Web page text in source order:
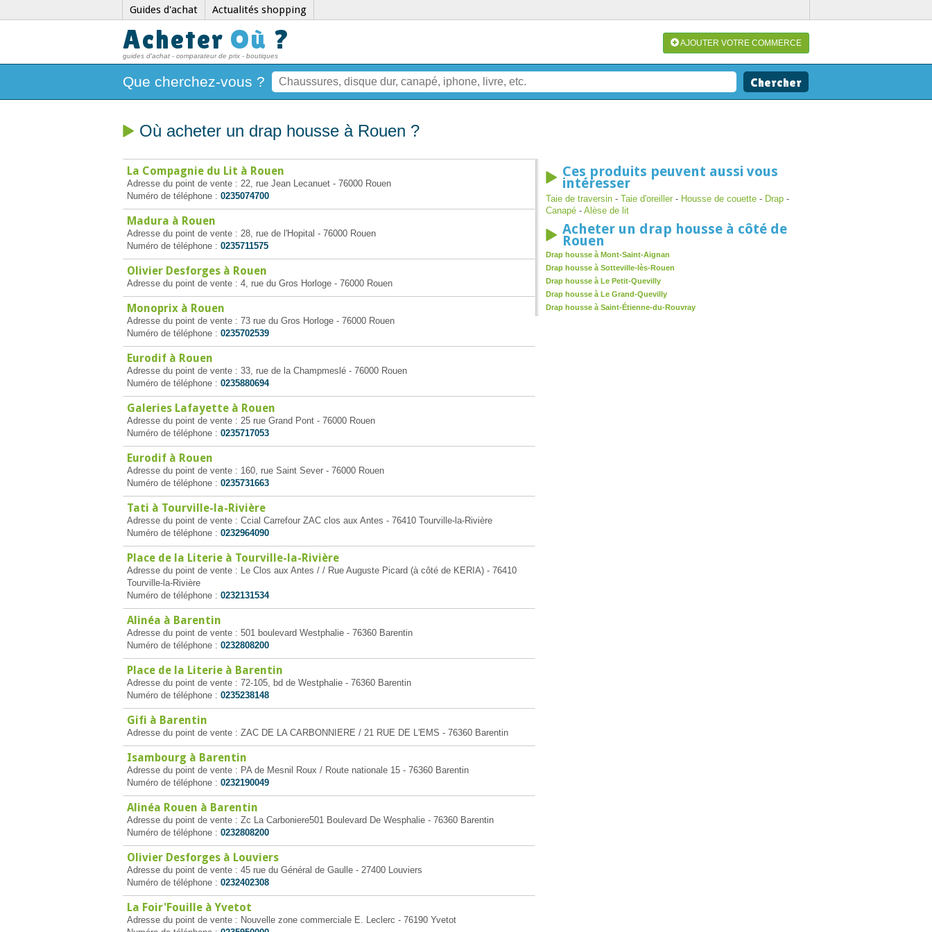
Guides d'achat Actualités shopping
Acheter Où ?
guides d'achat - comparateur de prix - boutiques
AJOUTER VOTRE COMMERCE
Que cherchez-vous ?
Où acheter un drap housse à Rouen ?
La Compagnie du Lit à Rouen
Adresse du point de vente : 22, rue Jean Lecanuet - 76000 Rouen
Numéro de téléphone : 0235074700
Madura à Rouen
Adresse du point de vente : 28, rue de l'Hopital - 76000 Rouen
Numéro de téléphone : 0235711575
Olivier Desforges à Rouen
Adresse du point de vente : 4, rue du Gros Horloge - 76000 Rouen
Monoprix à Rouen
Adresse du point de vente : 73 rue du Gros Horloge - 76000 Rouen
Numéro de téléphone : 0235702539
Eurodif à Rouen
Adresse du point de vente : 33, rue de la Champmeslé - 76000 Rouen
Numéro de téléphone : 0235880694
Galeries Lafayette à Rouen
Adresse du point de vente : 25 rue Grand Pont - 76000 Rouen
Numéro de téléphone : 0235717053
Eurodif à Rouen
Adresse du point de vente : 160, rue Saint Sever - 76000 Rouen
Numéro de téléphone : 0235731663
Tati à Tourville-la-Rivière
Adresse du point de vente : Ccial Carrefour ZAC clos aux Antes - 76410 Tourville-la-Rivière
Numéro de téléphone : 0232964090
Place de la Literie à Tourville-la-Rivière
Adresse du point de vente : Le Clos aux Antes / / Rue Auguste Picard (à côté de KERIA) - 76410
Tourville-la-Rivière
Numéro de téléphone : 0232131534
Alinéa à Barentin
Adresse du point de vente : 501 boulevard Westphalie - 76360 Barentin
Numéro de téléphone : 0232808200
Place de la Literie à Barentin
Adresse du point de vente : 72-105, bd de Westphalie - 76360 Barentin
Numéro de téléphone : 0235238148
Gifi à Barentin
Adresse du point de vente : ZAC DE LA CARBONNIERE / 21 RUE DE L'EMS - 76360 Barentin
Isambourg à Barentin
Adresse du point de vente : PA de Mesnil Roux / Route nationale 15 - 76360 Barentin
Numéro de téléphone : 0232190049
Alinéa Rouen à Barentin
Adresse du point de vente : Zc La Carboniere501 Boulevard De Wesphalie - 76360 Barentin
Numéro de téléphone : 0232808200
Olivier Desforges à Louviers
Adresse du point de vente : 45 rue du Général de Gaulle - 27400 Louviers
Numéro de téléphone : 0232402308
La Foir'Fouille à Yvetot
Adresse du point de vente : Nouvelle zone commerciale E. Leclerc - 76190 Yvetot
Ces produits peuvent aussi vous
intéresser
Taie de traversin - Taie d'oreiller - Housse de couette - Drap -
Canapé - Alèse de lit
Acheter un drap housse à côté de
Rouen
Drap housse à Mont-Saint-Aignan
Drap housse à Sotteville-lès-Rouen
Drap housse à Le Petit-Quevilly
Drap housse à Le Grand-Quevilly
Drap housse à Saint-Étienne-du-Rouvray